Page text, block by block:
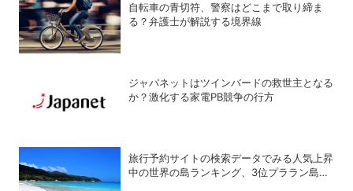
自転車の青切符、警察はどこまで取り締ま
る？弁護士が解説する境界線
ジャパネットはツインバードの救世主となる
か？激化する家電PB競争の行方
旅行予約サイトの検索データでみる人気上昇
中の世界の島ランキング、3位プララン島、